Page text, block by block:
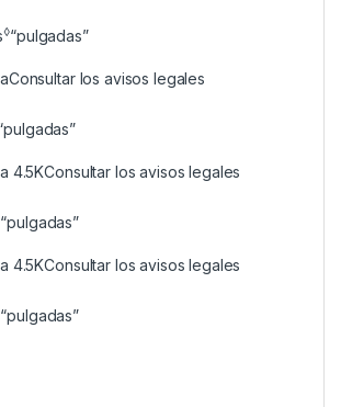
◊“pulgadas”
Consultar los avisos legales
4.5KConsultar los avisos legales
“pulgadas”
4.5KConsultar los avisos legales
“pulgadas”